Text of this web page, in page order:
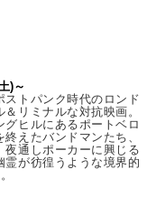
)～
ストパンク時代のロンド
リミナルな対抗映画。
グヒルにあるポートベロ
えたバンドマンたち、
夜通しポーカーに興じる
が彷徨うような境界的